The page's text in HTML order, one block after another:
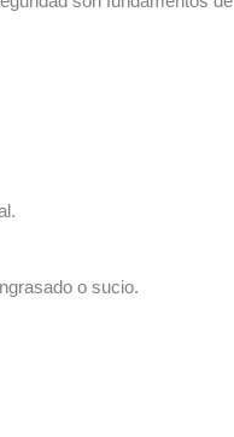
o sucio.